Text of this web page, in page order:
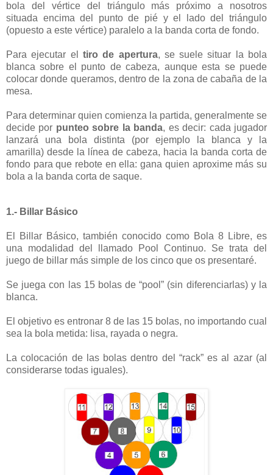
bola del vértice del triángulo más próximo a nosotros
situada encima del punto de pié y el lado del triángulo
(opuesto a este vértice) paralelo a la banda corta de fondo.
Para ejecutar el tiro de apertura, se suele situar la bola
blanca sobre el punto de cabeza, aunque esta se puede
colocar donde queramos, dentro de la zona de cabaña de la
mesa.
Para determinar quien comienza la partida, generalmente se
decide por punteo sobre la banda, es decir: cada jugador
lanzará una bola distinta (por ejemplo la blanca y la
amarilla) desde la línea de cabeza, hacia la banda corta de
fondo para que rebote en ella: gana quien aproxime más su
bola a la banda corta de saque.
1.- Billar Básico
El Billar Básico, también conocido como Bola 8 Libre, es
una modalidad del llamado Pool Continuo. Se trata del
juego de billar más simple de los cinco que os presentaré.
Se juega con las 15 bolas de “pool” (sin diferenciarlas) y la
blanca.
El objetivo es entronar 8 de las 15 bolas, no importando cual
sea la bola metida: lisa, rayada o negra.
La colocación de las bolas dentro del “rack” es al azar (al
considerarse todas iguales).